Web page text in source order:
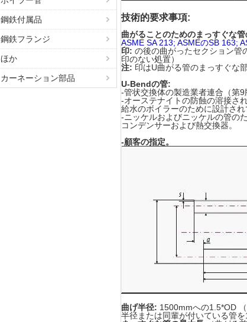
鋼鉄付属品
鋼鉄フランジ
ほか
カーネーション部品
技術的要求事項:
曲がることのためのまっすぐな
ASME SA 213; ASMEのSB 163;
印: の後の曲がったセクション管
印のない処置）
注: 印はU曲がる管のまっすぐな
U-Bendの管:
-管状交換体の製造業者連合（第9
-オーステナイトの防蝕の溶接さ
給水のボイラーのために設計され
-ニッケルおよびニッケルの管の
コンデンサーおよび熱交換器。
-顧客の指定。
曲げ半径: 1500mmへの1.5*OD
半径または同輩が付いている管